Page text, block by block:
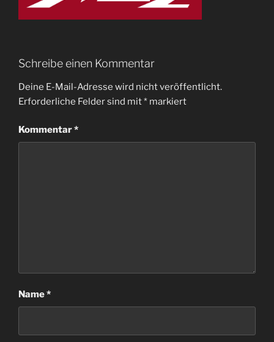
Schreibe einen Kommentar
Deine E-Mail-Adresse wird nicht veröffentlicht.
Erforderliche Felder sind mit* markiert
Kommentar*
Name*